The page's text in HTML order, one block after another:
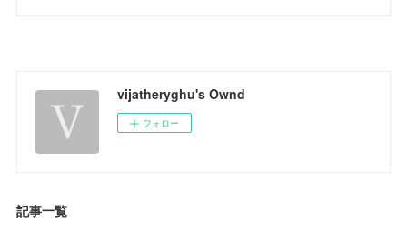
vijatheryghu's Ownd
フォロー
記事一覧